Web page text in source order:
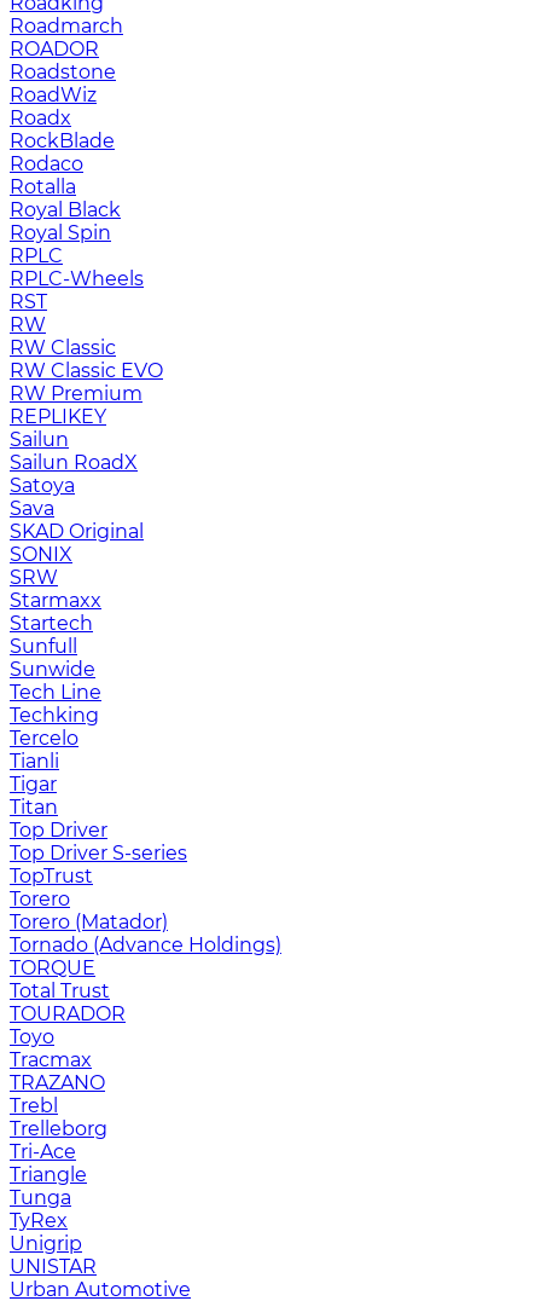
Roadmarch
ROADOR
Roadstone
RoadWiz
Roadx
RockBlade
Rodaco
Rotalla
Royal Black
Royal Spin
RPLC
RPLC-Wheels
RST
RW
RW Classic
RW Classic EVO
RW Premium
RЕPLIKEY
Sailun
Sailun RoadX
Satoya
Sava
SKAD Original
SONIX
SRW
Starmaxx
Startech
Sunfull
Sunwide
Tech Line
Techking
Tercelo
Tianli
Tigar
Titan
Top Driver
Top Driver S-series
TopTrust
Torero
Torero (Matador)
Tornado (Advance Holdings)
TORQUE
Total Trust
TOURADOR
Toyo
Tracmax
TRAZANO
Trebl
Trelleborg
Tri-Ace
Triangle
Tunga
TyRex
Unigrip
UNISTAR
Urban Automotive